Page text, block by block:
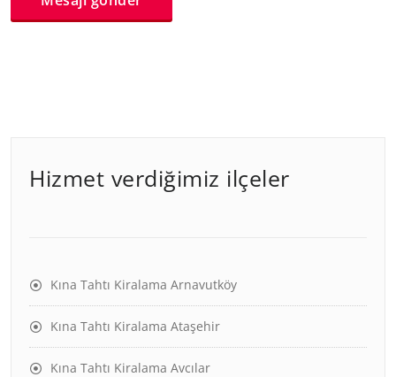
Hizmet verdiğimiz ilçeler
Kına Tahtı Kiralama Arnavutköy
Kına Tahtı Kiralama Ataşehir
Kına Tahtı Kiralama Avcılar